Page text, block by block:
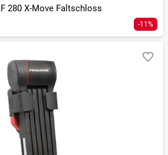
280 X-Move Faltschloss
-11%